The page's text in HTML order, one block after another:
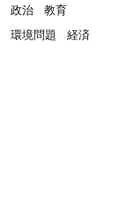
政治
教育
環境問題
経済